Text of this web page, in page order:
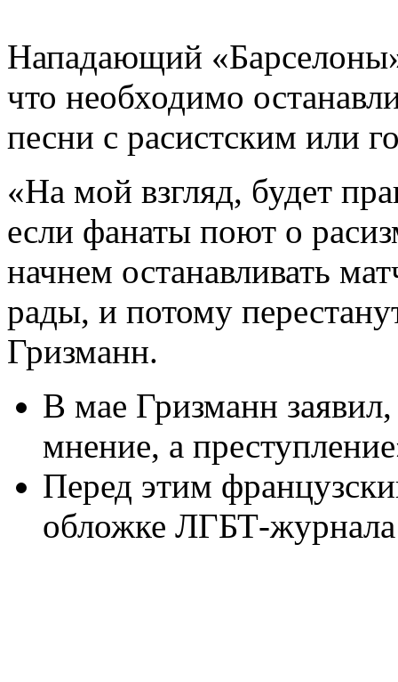
Нападающий
что необходимо
песни с расистским или
«На мой взгляд, будет
если фанаты поют о
начнем останавливать
рады, и потому
Гризманн.
В мае Гризманн
мнение, а
Перед этим
обложке ЛГБТ-